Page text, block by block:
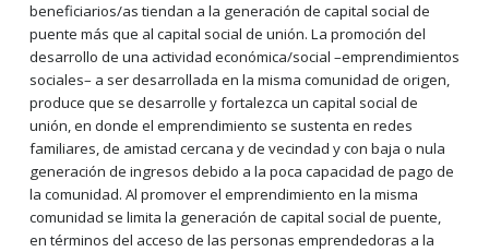
beneficiarios/as tiendan a la generación de capital social de
puente más que al capital social de unión. La promoción del
desarrollo de una actividad económica/social –emprendimientos
sociales– a ser desarrollada en la misma comunidad de origen,
produce que se desarrolle y fortalezca un capital social de
unión, en donde el emprendimiento se sustenta en redes
familiares, de amistad cercana y de vecindad y con baja o nula
generación de ingresos debido a la poca capacidad de pago de
la comunidad. Al promover el emprendimiento en la misma
comunidad se limita la generación de capital social de puente,
en términos del acceso de las personas emprendedoras a la